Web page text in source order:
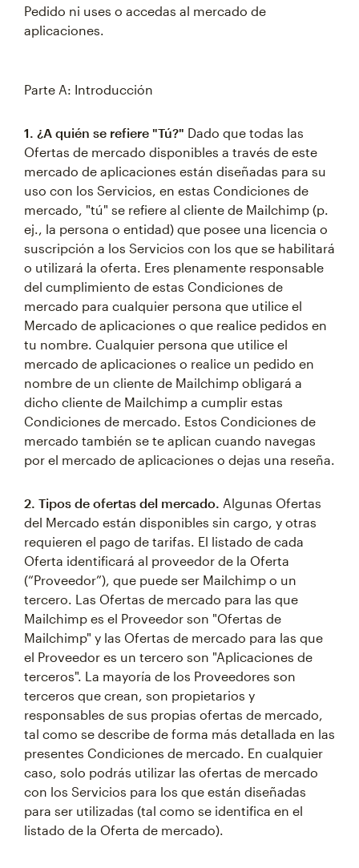
Pedido ni uses o accedas al mercado de
aplicaciones.
Parte A: Introducción
1. ¿A quién se refiere "Tú?" Dado que todas las
Ofertas de mercado disponibles a través de este
mercado de aplicaciones están diseñadas para su
uso con los Servicios, en estas Condiciones de
mercado, "tú" se refiere al cliente de Mailchimp (p.
ej., la persona o entidad) que posee una licencia o
suscripción a los Servicios con los que se habilitará
o utilizará la oferta. Eres plenamente responsable
del cumplimiento de estas Condiciones de
mercado para cualquier persona que utilice el
Mercado de aplicaciones o que realice pedidos en
tu nombre. Cualquier persona que utilice el
mercado de aplicaciones o realice un pedido en
nombre de un cliente de Mailchimp obligará a
dicho cliente de Mailchimp a cumplir estas
Condiciones de mercado. Estos Condiciones de
mercado también se te aplican cuando navegas
por el mercado de aplicaciones o dejas una reseña.
2. Tipos de ofertas del mercado. Algunas Ofertas
del Mercado están disponibles sin cargo, y otras
requieren el pago de tarifas. El listado de cada
Oferta identificará al proveedor de la Oferta
(“Proveedor”), que puede ser Mailchimp o un
tercero. Las Ofertas de mercado para las que
Mailchimp es el Proveedor son "Ofertas de
Mailchimp" y las Ofertas de mercado para las que
el Proveedor es un tercero son "Aplicaciones de
terceros". La mayoría de los Proveedores son
terceros que crean, son propietarios y
responsables de sus propias ofertas de mercado,
tal como se describe de forma más detallada en las
presentes Condiciones de mercado. En cualquier
caso, solo podrás utilizar las ofertas de mercado
con los Servicios para los que están diseñadas
para ser utilizadas (tal como se identifica en el
listado de la Oferta de mercado).